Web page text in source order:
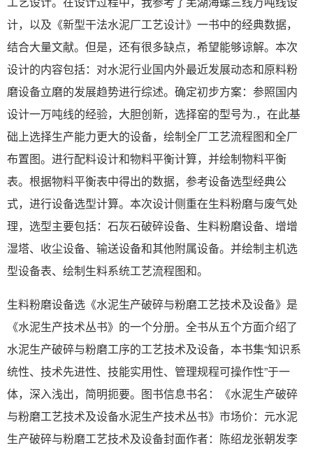
计，以及《新型干法水泥厂工艺设计》一书中的经典数据，
结合大量文献。但是，还有很多缺点，希望能够谅解。本次
设计的内容包括：对水泥行业国内外最近发展动态和原料粉
磨设备立磨的发展趋势进行综述。确定初步方案：参照国内
设计一万吨线的经验，大胆创新，选择窑的型号为.，在此基
础上选择生产能力更大的设备，绘制全厂工艺流程图和全厂
布置图。进行配料设计和物料平衡计算，并绘制物料平衡
表。根据物料平衡表中得出的数据，参考设备选型经典公
式，进行设备选型计算。本次设计侧重在生料粉磨与废气处
理，选型主要包括：石灰石破碎设备、生料粉磨设备、增增
湿塔、收尘设备、输送设备和其他附属设备。并绘制主机选
型设备表、绘制生料系统工艺流程图和。
生料粉磨设备选《水泥生产破碎与粉磨工艺技术及设备》是
《水泥生产技术丛书》的一个分册。全书从五个方面介绍了
水泥生产破碎与粉磨工序的工艺技术及设备，本书集“知识系
统性、技术先进性、技能实用性、管理规程可操作性”于一
体，深入浅出，简明扼要。图书信息书名：《水泥生产破碎
与粉磨工艺技术及设备水泥生产技术丛书》市场价：元水泥
生产破碎与粉磨工艺技术及设备封面作者：陈绍龙张朝发李